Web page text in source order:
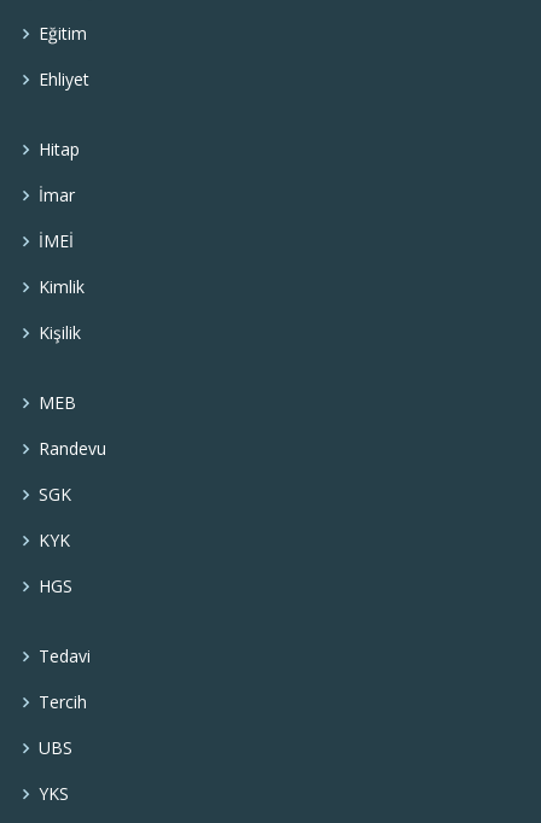
Eğitim
Ehliyet
Hitap
İmar
İMEİ
Kimlik
Kişilik
MEB
Randevu
SGK
KYK
HGS
Tedavi
Tercih
UBS
YKS